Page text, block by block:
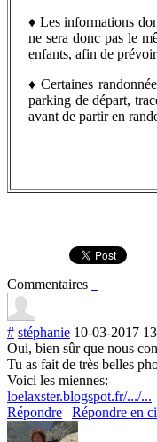
♦ Les informations
ne sera donc pas le
enfants, afin de
♦Certaines
parking de départ,
avant de partir en
Commentaires
# stéphanie 10-03-2017
Oui, bien sûr que nous
Tu as fait de très belles
Voici les miennes:
loelaxster.blogspot.fr/.../...
Répondre | Répondre en